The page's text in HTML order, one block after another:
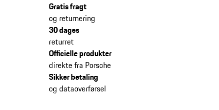
Gratis fragt
og returnering
30 dages
returret
Officielle produkter
direkte fra Porsche
Sikker betaling
og dataoverførsel